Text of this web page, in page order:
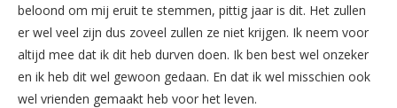
beloond om mij eruit te stemmen, pittig jaar is dit. Het zullen
er wel veel zijn dus zoveel zullen ze niet krijgen. Ik neem voor
altijd mee dat ik dit heb durven doen. Ik ben best wel onzeker
en ik heb dit wel gewoon gedaan. En dat ik wel misschien ook
wel vrienden gemaakt heb voor het leven.